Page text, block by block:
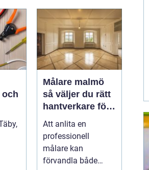
och
i
Målare malmö
så väljer du rätt
hantverkare för
hem och företag
Att anlita en
professionell
målare kan
förvandla både